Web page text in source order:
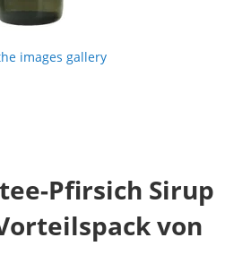
images gallery
Pfirsich Sirup
von